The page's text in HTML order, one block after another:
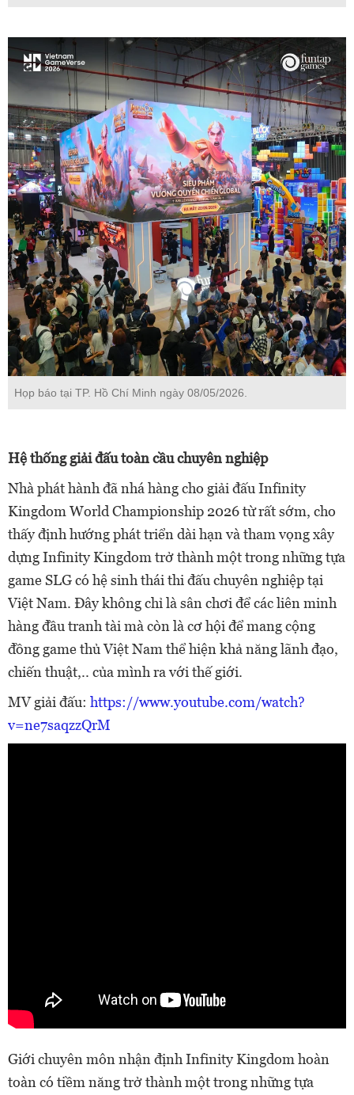
Họp báo tại TP. Hồ Chí Minh ngày 08/05/2026.
Hệ thống giải đấu toàn cầu chuyên nghiệp
Nhà phát hành đã nhá hàng cho giải đấu Infinity
Kingdom World Championship 2026 từ rất sớm, cho
thấy định hướng phát triển dài hạn và tham vọng xây
dựng Infinity Kingdom trở thành một trong những tựa
game SLG có hệ sinh thái thi đấu chuyên nghiệp tại
Việt Nam. Đây không chỉ là sân chơi để các liên minh
hàng đầu tranh tài mà còn là cơ hội để mang cộng
đồng game thủ Việt Nam thể hiện khả năng lãnh đạo,
chiến thuật,.. của mình ra với thế giới.
MV giải đấu: https://www.youtube.com/watch?
v=ne7saqzzQrM
Giới chuyên môn nhận định Infinity Kingdom hoàn
toàn có tiềm năng trở thành một trong những tựa